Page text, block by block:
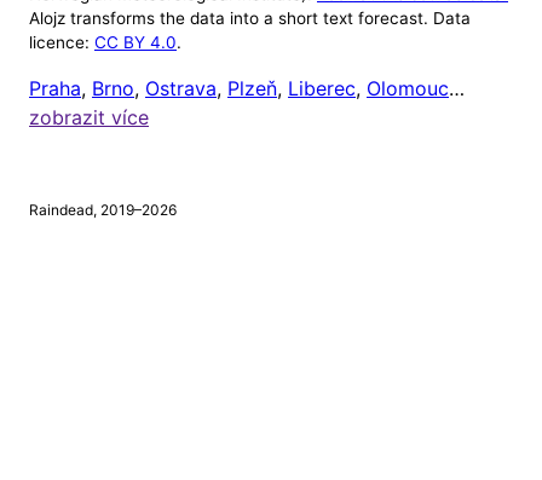
Alojz v tuto chvíli ignoruje počasí mimo 8:00 až
venku počasí, když jsou zrovna doma). Čas odeslání
upozornění si ale můžete nastavit níže.
Chci dostávat upozornění na
Alojz transforms the data into a short text forecast. Data
licence: CC BY 4.0.
Praha, Brno, Ostrava, Plzeň, Liberec, Olomouc…
zobrazit více
Raindead, 2019–2026